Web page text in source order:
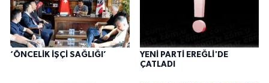
‘ÖNCELİK İŞÇİ SAĞLIĞI’
YENİ PARTİ EREĞLİ'DE
ÇATLADI